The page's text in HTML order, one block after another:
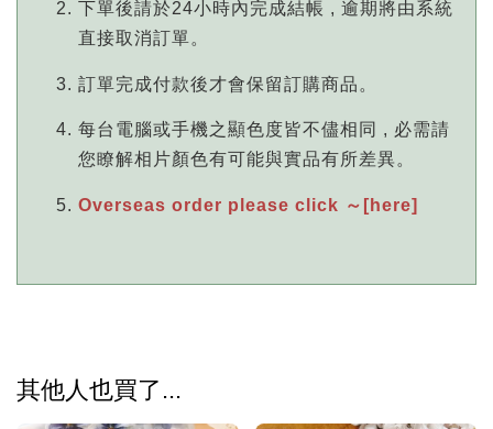
下單後請於24小時內完成結帳 , 逾期將由系統
直接取消訂單。
訂單完成付款後才會保留訂購商品。
每台電腦或手機之顯色度皆不儘相同 , 必需請
您瞭解相片顏色有可能與實品有所差異。
Overseas order please click ～[here]
其他人也買了...